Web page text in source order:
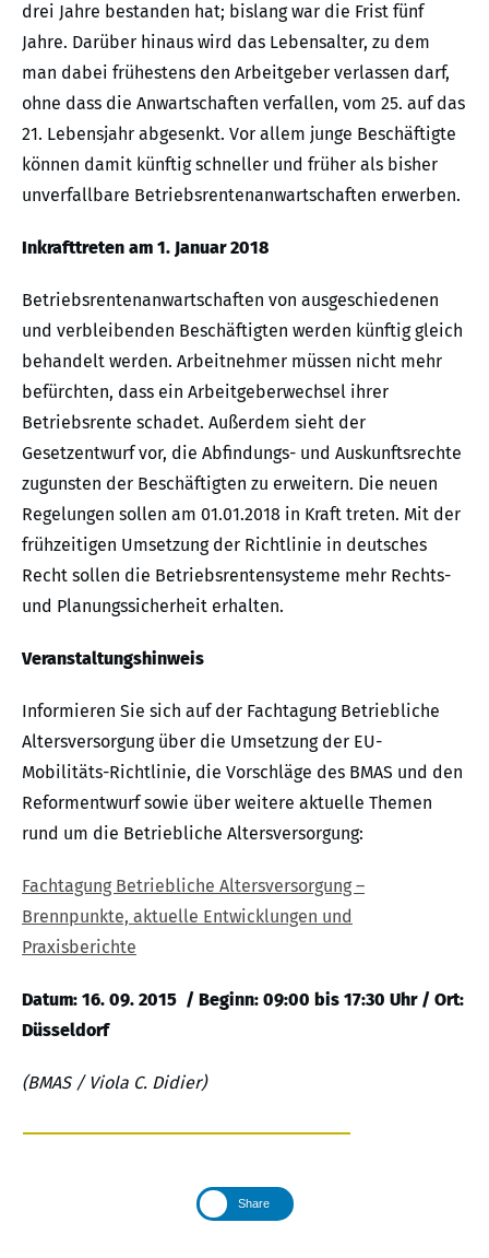
drei Jahre bestanden hat; bislang war die Frist fünf
Jahre. Darüber hinaus wird das Lebensalter, zu dem
man dabei frühestens den Arbeitgeber verlassen darf,
ohne dass die Anwartschaften verfallen, vom 25. auf das
21. Lebensjahr abgesenkt. Vor allem junge Beschäftigte
können damit künftig schneller und früher als bisher
unverfallbare Betriebsrentenanwartschaften erwerben.
Inkrafttreten am 1. Januar 2018
Betriebsrentenanwartschaften von ausgeschiedenen
und verbleibenden Beschäftigten werden künftig gleich
behandelt werden. Arbeitnehmer müssen nicht mehr
befürchten, dass ein Arbeitgeberwechsel ihrer
Betriebsrente schadet. Außerdem sieht der
Gesetzentwurf vor, die Abfindungs- und Auskunftsrechte
zugunsten der Beschäftigten zu erweitern. Die neuen
Regelungen sollen am 01.01.2018 in Kraft treten. Mit der
frühzeitigen Umsetzung der Richtlinie in deutsches
Recht sollen die Betriebsrentensysteme mehr Rechts-
und Planungssicherheit erhalten.
Veranstaltungshinweis
Informieren Sie sich auf der Fachtagung Betriebliche
Altersversorgung über die Umsetzung der EU-
Mobilitäts-Richtlinie, die Vorschläge des BMAS und den
Reformentwurf sowie über weitere aktuelle Themen
rund um die Betriebliche Altersversorgung:
Fachtagung Betriebliche Altersversorgung –
Brennpunkte, aktuelle Entwicklungen und
Praxisberichte
Datum: 16. 09. 2015 / Beginn: 09:00 bis 17:30 Uhr / Ort:
Düsseldorf
(BMAS / Viola C. Didier)
Share